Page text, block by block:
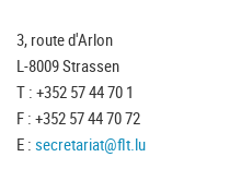
3, route d'Arlon
L-8009 Strassen
T : +352 57 44 70 1
F : +352 57 44 70 72
E : secretariat@flt.lu